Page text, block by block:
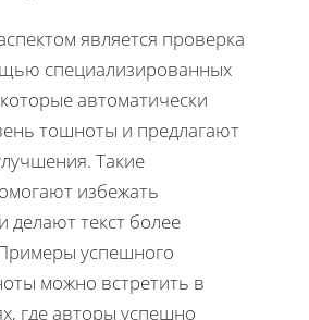
является проверка
специализированных
автоматически
тошноты и предлагают
Такие
избежать
делают текст более
успешного
можно встретить в
где авторы успешно